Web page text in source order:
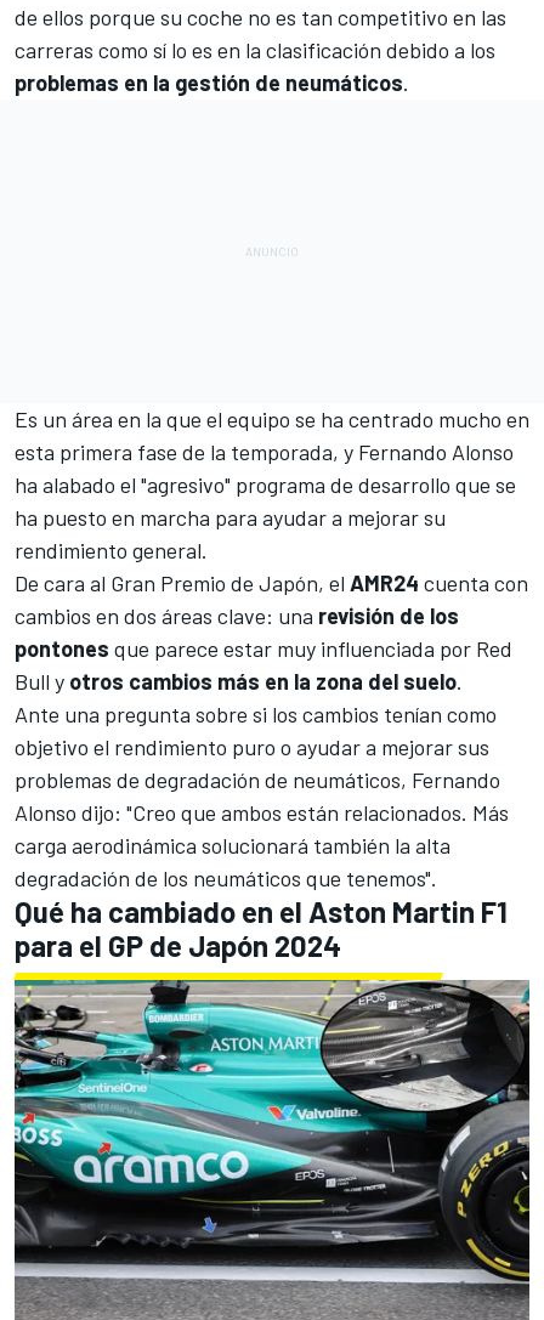
de ellos porque su coche no es tan competitivo en las
carreras como sí lo es en la clasificación debido a los
problemas en la gestión de neumáticos.
Es un área en la que el equipo se ha centrado mucho en
esta primera fase de la temporada, y Fernando Alonso
ha alabado el "agresivo" programa de desarrollo que se
ha puesto en marcha para ayudar a mejorar su
rendimiento general.
De cara al Gran Premio de Japón, el AMR24 cuenta con
cambios en dos áreas clave: una revisión de los
pontones que parece estar muy influenciada por Red
Bull y otros cambios más en la zona del suelo.
Ante una pregunta sobre si los cambios tenían como
objetivo el rendimiento puro o ayudar a mejorar sus
problemas de degradación de neumáticos, Fernando
Alonso dijo: "Creo que ambos están relacionados. Más
carga aerodinámica solucionará también la alta
degradación de los neumáticos que tenemos".
Qué ha cambiado en el Aston Martin F1
para el GP de Japón 2024